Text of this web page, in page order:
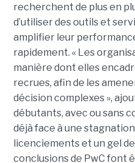
recherchent de plus en
d’utiliser des outils et
amplifier leur
rapidement. « Les
manière dont elles
recrues, afin de les
décision complexes »,
débutants, avec ou sans
déjà face à une
licenciements et un gel
conclusions de PwC font